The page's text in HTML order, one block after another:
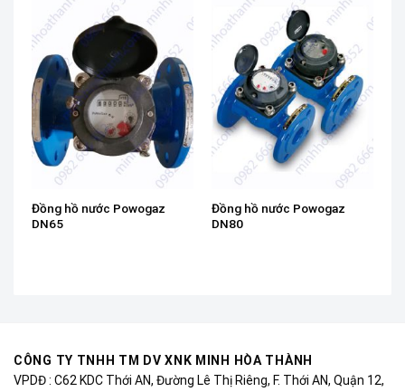
Đồng hồ nước Powogaz
DN65
Đồng hồ nước Powogaz
DN80
CÔNG TY TNHH TM DV XNK MINH HÒA THÀNH
VPDĐ : C62 KDC Thới AN, Đường Lê Thị Riêng, F. Thới AN, Quận 12,